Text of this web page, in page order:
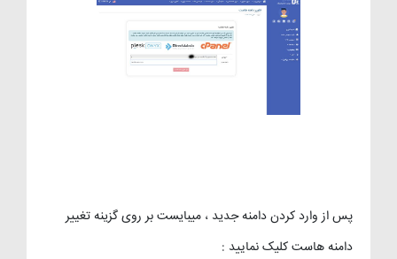
پس از وارد کردن دامنه جدید ، میبایست بر روی گزینه تغییر
دامنه هاست کلیک نمایید :